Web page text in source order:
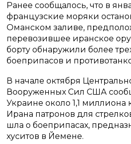
Ранее сообщалось, что в
французские моряки
Оманском заливе,
перевозившее иранское
борту обнаружили более
боеприпасов и
В начале октября
Вооруженных Сил США
Украине около 1,1
Ирана патронов для
шла о боеприпасах,
хуситов в Йемене.